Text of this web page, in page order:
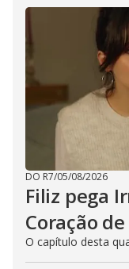
DO R7/05/08/2026
Filiz pega
Coração
O capítulo desta